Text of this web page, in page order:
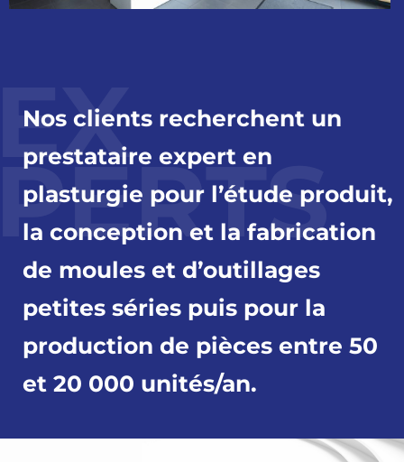
Nos clients recherchent un
prestataire expert en
plasturgie pour l’étude produit,
la conception et la fabrication
de moules et d’outillages
petites séries puis pour la
production de pièces entre 50
et 20 000 unités/an.